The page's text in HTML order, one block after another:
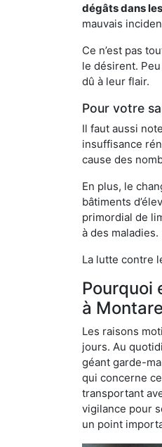
dégâts dans
mauvais
Ce n’est pas
le désirent.
dû à leur flair.
Pour votre
Il faut aussi
insuffisance
cause des
En plus, le
bâtiments
primordial de
à des maladies.
La lutte contre
Pourquoi
à
Les raisons
jours. Au
géant garde-
qui concerne
transportant
vigilance pour
un point